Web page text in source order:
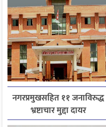
नगरप्रमुखसहित ११ जनाविरुद्ध
भ्रष्टाचार मुद्दा दायर